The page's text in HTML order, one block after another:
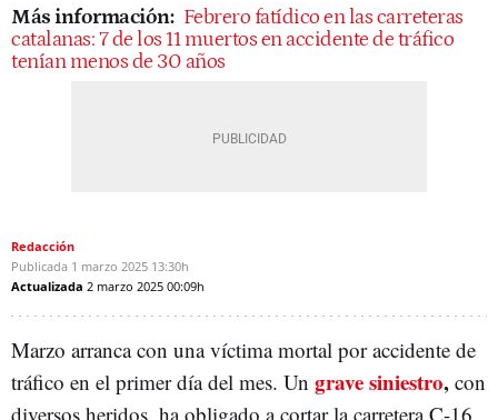
Más información: Febrero fatídico en las carreteras
catalanas: 7 de los 11 muertos en accidente de tráfico
tenían menos de 30 años
Redacción
Publicada 1 marzo 2025 13:30h
Actualizada 2 marzo 2025 00:09h
Marzo arranca con una víctima mortal por accidente de
tráfico en el primer día del mes. Un gravesiniestro, con
diversos heridos, ha obligado a cortar la carretera C-16